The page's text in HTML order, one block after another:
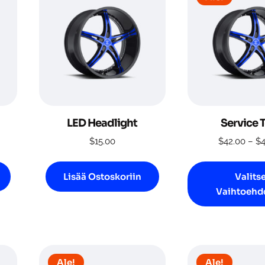
LED Headlight
$15.00
Lisää Ostoskoriin
Service
$42.00 – $
Ale! Ale!